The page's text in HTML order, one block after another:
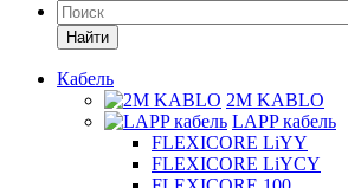
Найти
Кабель
2M KABLO
LAPP кабель
FLEXICORE LiYY
FLEXICORE LiYCY